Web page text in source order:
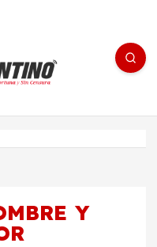
noticias/editorial
Y